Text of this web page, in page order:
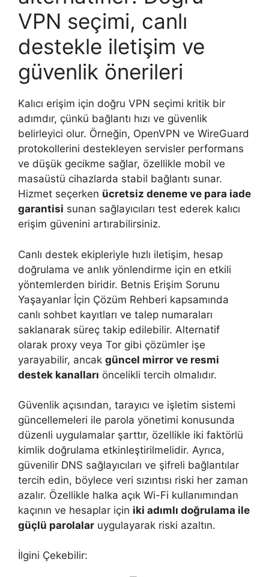
VPN seçimi, canlı
destekle iletişim ve
güvenlik önerileri
Kalıcı erişim için doğru VPN seçimi kritik bir
adımdır, çünkü bağlantı hızı ve güvenlik
belirleyici olur. Örneğin, OpenVPN ve WireGuard
protokollerini destekleyen servisler performans
ve düşük gecikme sağlar, özellikle mobil ve
masaüstü cihazlarda stabil bağlantı sunar.
Hizmet seçerken ücretsiz deneme ve para iade
garantisi sunan sağlayıcıları test ederek kalıcı
erişim güvenini artırabilirsiniz.
Canlı destek ekipleriyle hızlı iletişim, hesap
doğrulama ve anlık yönlendirme için en etkili
yöntemlerden biridir. Betnis Erişim Sorunu
Yaşayanlar İçin Çözüm Rehberi kapsamında
canlı sohbet kayıtları ve talep numaraları
saklanarak süreç takip edilebilir. Alternatif
olarak proxy veya Tor gibi çözümler işe
yarayabilir, ancak güncel mirror ve resmi
destek kanalları öncelikli tercih olmalıdır.
Güvenlik açısından, tarayıcı ve işletim sistemi
güncellemeleri ile parola yönetimi konusunda
düzenli uygulamalar şarttır, özellikle iki faktörlü
kimlik doğrulama etkinleştirilmelidir. Ayrıca,
güvenilir DNS sağlayıcıları ve şifreli bağlantılar
tercih edin, böylece veri sızıntısı riski her zaman
azalır. Özellikle halka açık Wi-Fi kullanımından
kaçının ve hesaplar için iki adımlı doğrulama ile
güçlü parolalar uygulayarak riski azaltın.
İlgini Çekebilir: